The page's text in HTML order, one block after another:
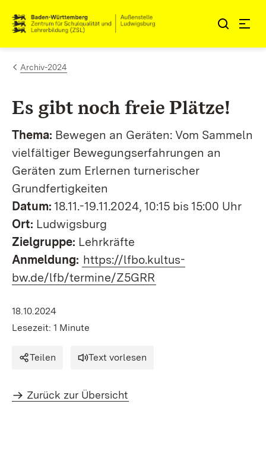
Zum Inhalt springen
Link zur Startseite
Archiv-2024
Es gibt noch freie Plätze!
Thema: Bewegen an Geräten: Vom Sammeln
vielfältiger Bewegungserfahrungen an
Geräten zum Erlernen turnerischer
Grundfertigkeiten
Datum: 18.11.-19.11.2024, 10:15 bis 15:00 Uhr
Ort: Ludwigsburg
Zielgruppe: Lehrkräfte
Anmeldung: https://lfbo.kultus-
bw.de/lfb/termine/Z5GRR
18.10.2024
Lesezeit: 1 Minute
Teilen Text vorlesen
Zurück zur Übersicht